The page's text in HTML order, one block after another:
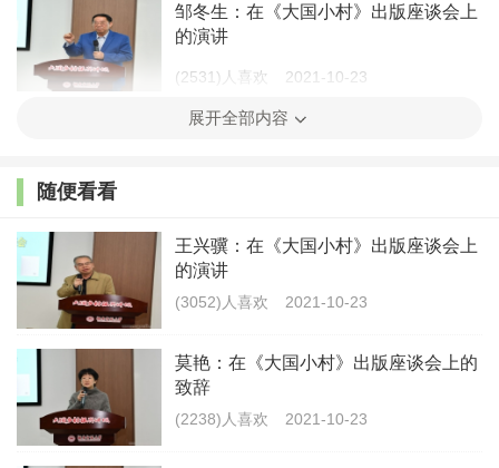
邹冬生：在《大国小村》出版座谈会上
的演讲
(2531)人喜欢 2021-10-23
曾福生：在《大国小村》出版座谈会上
展开全部内容
随便看看
王兴骥：在《大国小村》出版座谈会上
的演讲
(3052)人喜欢 2021-10-23
莫艳：在《大国小村》出版座谈会上的
致辞
(2238)人喜欢 2021-10-23